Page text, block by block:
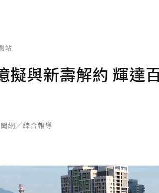
站
擬與新壽解約 輝達
網／綜合報導